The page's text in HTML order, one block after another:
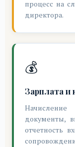
процесс на
директора.
💰
Зарплата и
документы,
отчетность